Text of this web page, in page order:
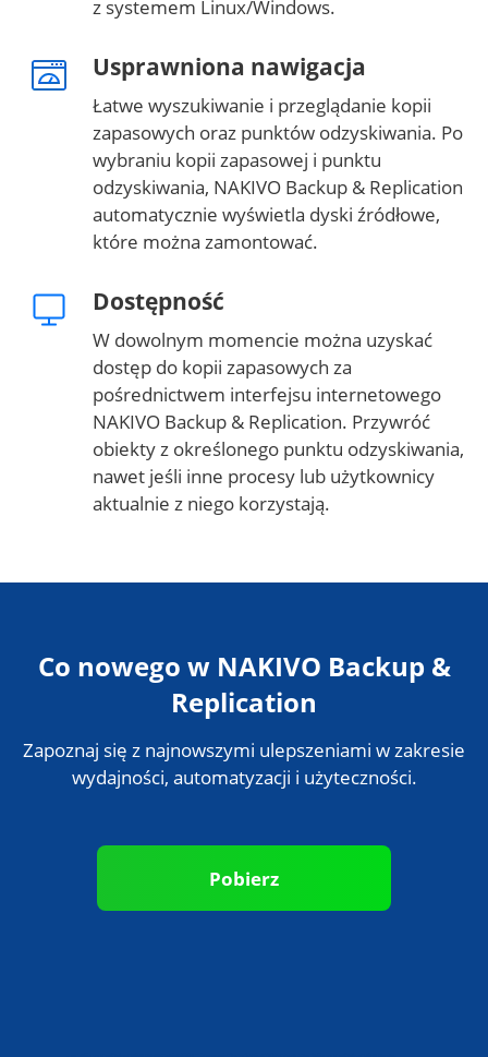
z systemem Linux/Windows.
Usprawniona nawigacja
Łatwe wyszukiwanie i przeglądanie kopii
zapasowych oraz punktów odzyskiwania. Po
wybraniu kopii zapasowej i punktu
odzyskiwania, NAKIVO Backup & Replication
automatycznie wyświetla dyski źródłowe,
które można zamontować.
Dostępność
W dowolnym momencie można uzyskać
dostęp do kopii zapasowych za
pośrednictwem interfejsu internetowego
NAKIVO Backup & Replication. Przywróć
obiekty z określonego punktu odzyskiwania,
nawet jeśli inne procesy lub użytkownicy
aktualnie z niego korzystają.
Co nowego w NAKIVO Backup &
Replication
Zapoznaj się z najnowszymi ulepszeniami w zakresie
wydajności, automatyzacji i użyteczności.
Pobierz